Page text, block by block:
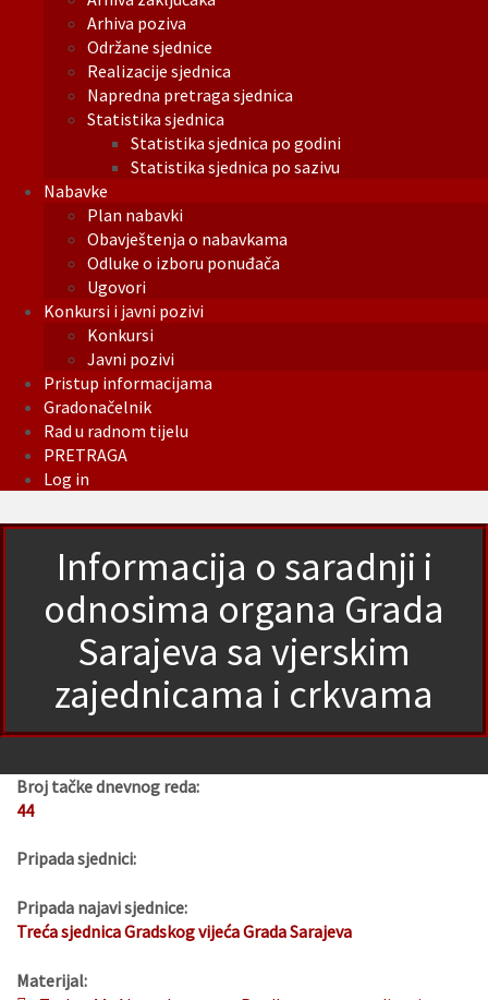
Arhiva poziva
Održane sjednice
Realizacije sjednica
Napredna pretraga sjednica
Statistika sjednica
Statistika sjednica po godini
Statistika sjednica po sazivu
Nabavke
Plan nabavki
Obavještenja o nabavkama
Odluke o izboru ponuđača
Ugovori
Konkursi i javni pozivi
Konkursi
Javni pozivi
Pristup informacijama
Gradonačelnik
Rad u radnom tijelu
PRETRAGA
Log in
Informacija o saradnji i
odnosima organa Grada
Sarajeva sa vjerskim
zajednicama i crkvama
Broj tačke dnevnog reda:
44
Pripada sjednici:
Pripada najavi sjednice:
Treća sjednica Gradskog vijeća Grada Sarajeva
Materijal: